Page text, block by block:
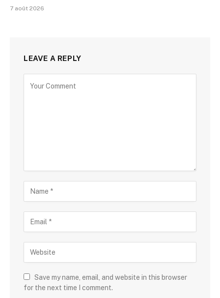
7 août 2026
LEAVE A REPLY
Save my name, email, and website in this browser
for the next time I comment.